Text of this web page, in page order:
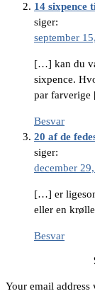
14 sixpence
siger:
september
[…] kan du
sixpence.
par
Besvar
20 af de
siger:
december
[…] er
eller en
Besvar
Your email